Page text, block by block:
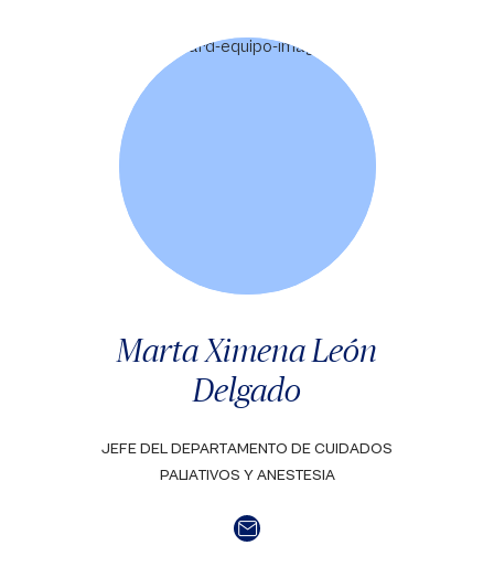
Marta Ximena León
Delgado
JEFE DEL DEPARTAMENTO DE CUIDADOS
PALIATIVOS Y ANESTESIA